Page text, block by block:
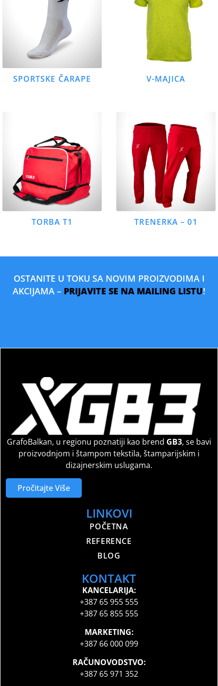
SPORTSKE ČARAPE V-MAJICA
TORBA T1 TRENERKA – 01
OSTANITE U TOKU SA NOVIM PROIZVODIMA I
AKCIJAMA – PRIJAVITE SE NA MAILING LISTU!
GrafoBalkan, u regionu poznatiji kao brend GB3, se bavi
proizvodnjom i štampom tekstila, štamparijskim i
dizajnerskim uslugama.
Pročitajte Više
LINKOVI
POČETNA
REFERENCE
BLOG
KONTAKT
KANCELARIJA:
+387 65 955 555
+387 65 855 555
MARKETING:
+387 66 000 099
RAČUNOVODSTVO:
+387 65 971 352